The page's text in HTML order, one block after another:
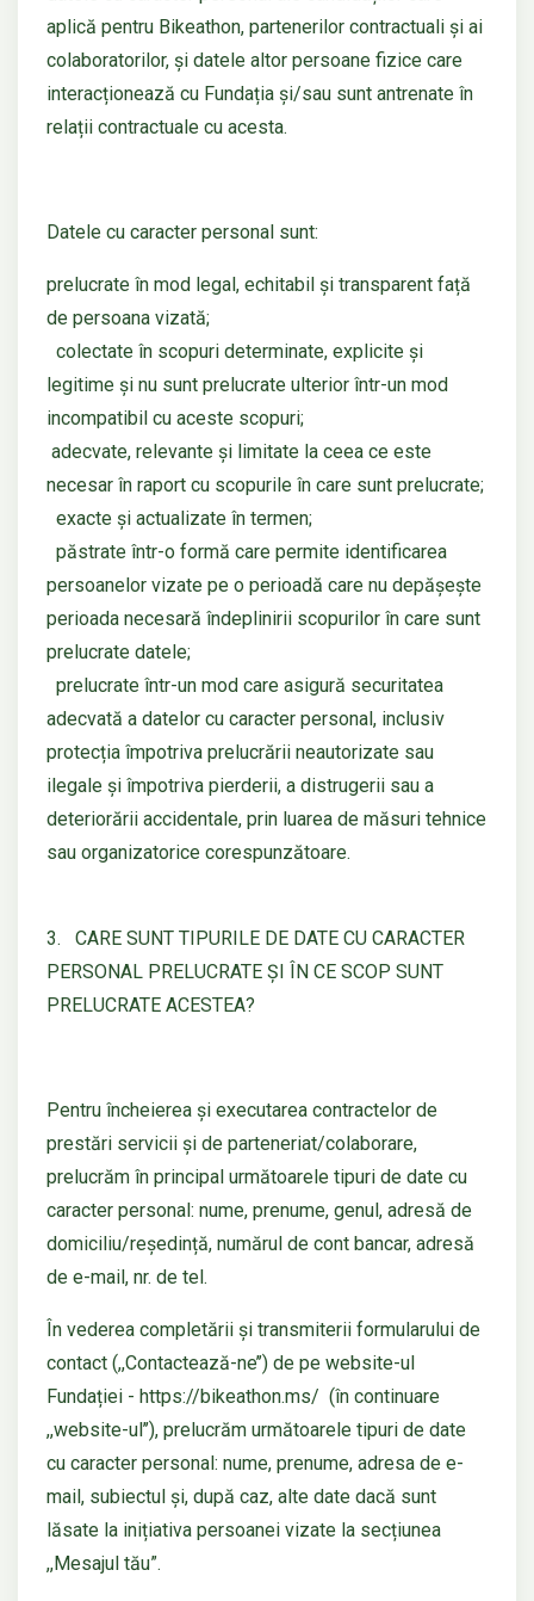
aplică pentru Bikeathon, partenerilor contractuali și ai
colaboratorilor, și datele altor persoane fizice care
interacționează cu Fundația și/sau sunt antrenate în
relații contractuale cu acesta.
Datele cu caracter personal sunt:
prelucrate în mod legal, echitabil și transparent față
de persoana vizată;
colectate în scopuri determinate, explicite și
legitime și nu sunt prelucrate ulterior într-un mod
incompatibil cu aceste scopuri;
adecvate, relevante și limitate la ceea ce este
necesar în raport cu scopurile în care sunt prelucrate;
exacte și actualizate în termen;
păstrate într-o formă care permite identificarea
persoanelor vizate pe o perioadă care nu depășește
perioada necesară îndeplinirii scopurilor în care sunt
prelucrate datele;
prelucrate într-un mod care asigură securitatea
adecvată a datelor cu caracter personal, inclusiv
protecția împotriva prelucrării neautorizate sau
ilegale și împotriva pierderii, a distrugerii sau a
deteriorării accidentale, prin luarea de măsuri tehnice
sau organizatorice corespunzătoare.
3. CARE SUNT TIPURILE DE DATE CU CARACTER
PERSONAL PRELUCRATE ȘI ÎN CE SCOP SUNT
PRELUCRATE ACESTEA?
Pentru încheierea și executarea contractelor de
prestări servicii și de parteneriat/colaborare,
prelucrăm în principal următoarele tipuri de date cu
caracter personal: nume, prenume, genul, adresă de
domiciliu/reședință, numărul de cont bancar, adresă
de e-mail, nr. de tel.
În vederea completării și transmiterii formularului de
contact (,,Contactează-ne’’) de pe website-ul
Fundației - https://bikeathon.ms/ (în continuare
,,website-ul’’), prelucrăm următoarele tipuri de date
cu caracter personal: nume, prenume, adresa de e-
mail, subiectul și, după caz, alte date dacă sunt
lăsate la inițiativa persoanei vizate la secțiunea
,,Mesajul tău”.